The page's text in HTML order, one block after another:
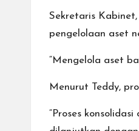
Sekretaris
pengelolaan aset
“Mengelola aset
Menurut Teddy,
“Proses